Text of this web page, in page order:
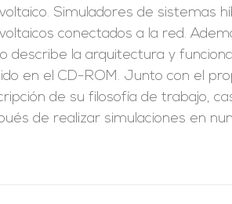
Simuladores de sistemas
conectados a la red.
describe la arquitectura y
en el CD-ROM. Junto con el
de su filosofía de trabajo,
de realizar simulaciones en